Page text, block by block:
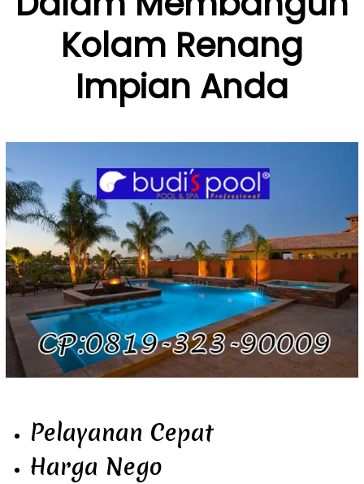
Kolam Renang
Impian Anda
Pelayanan Cepat
Harga Nego